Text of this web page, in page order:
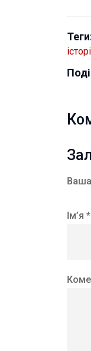
Ваша
Ім’я *